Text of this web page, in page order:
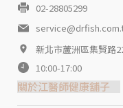
02-28805299
新北市蘆洲區集賢路
10:00-17:00
關於江醫師健康舖子